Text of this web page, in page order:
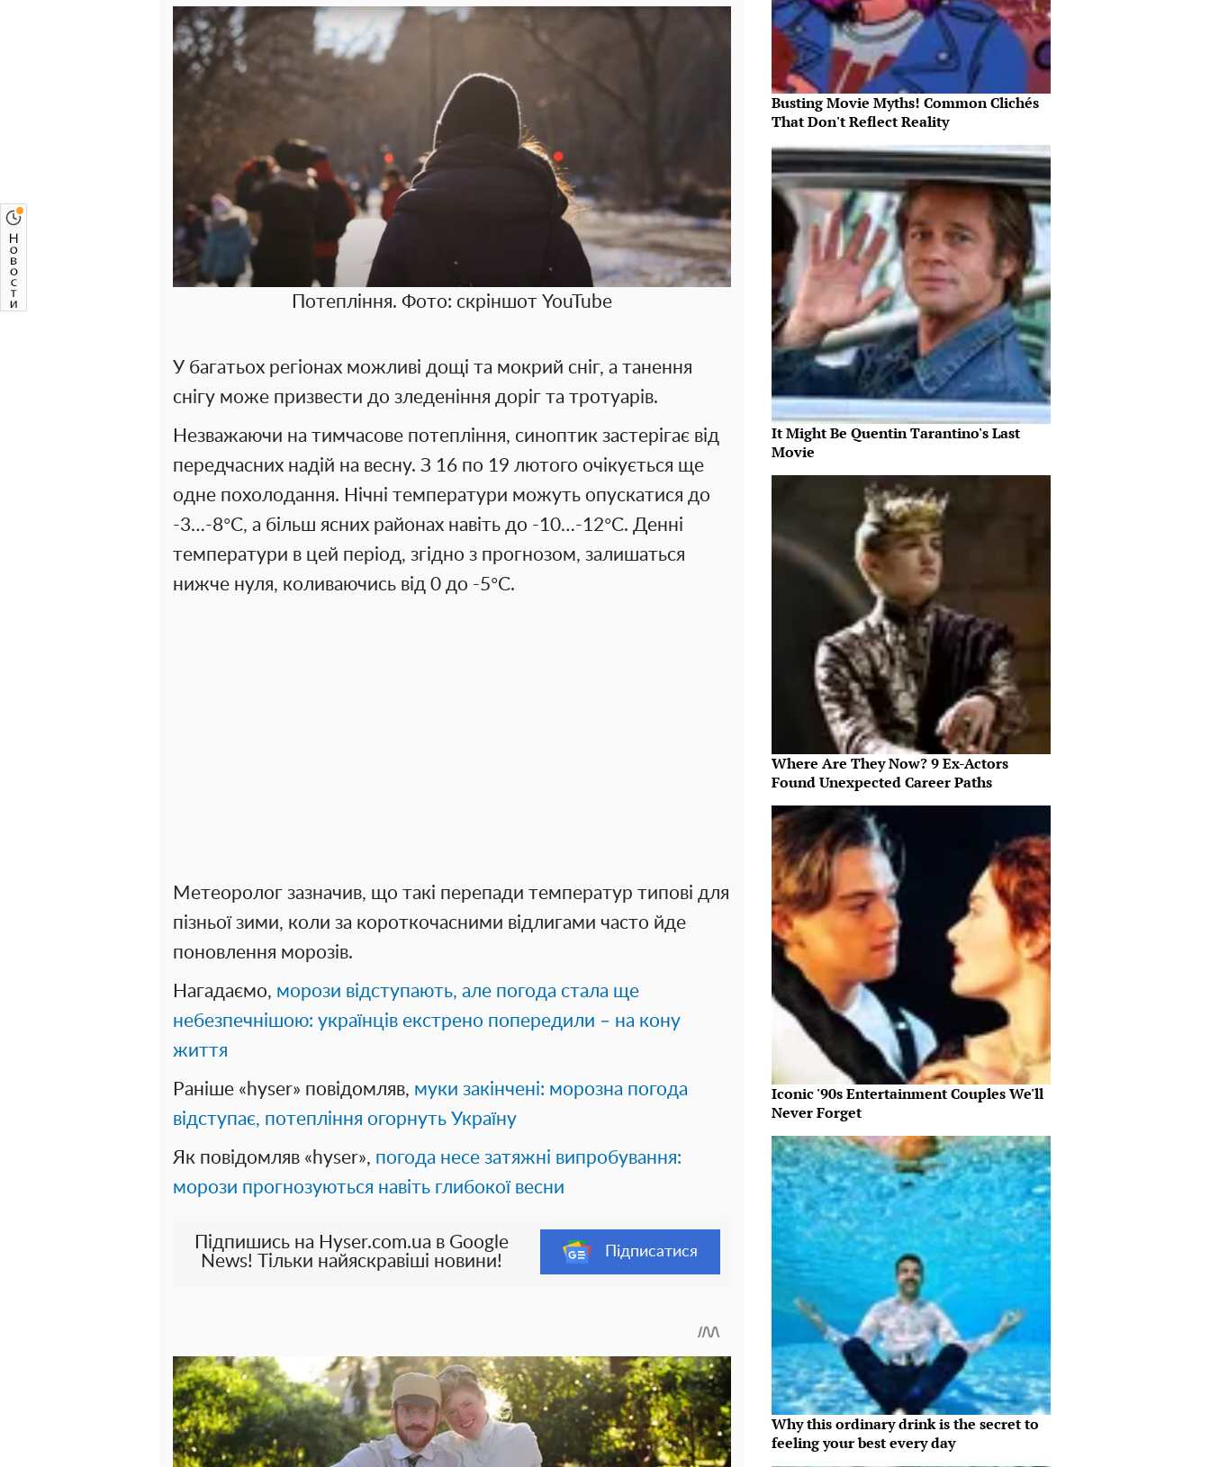
Потепління. Фото: скріншот YouTubе
У багатьох регіонах можливі дощі та мокрий сніг, а танення
снігу може призвести до зледеніння доріг та тротуарів.
Незважаючи на тимчасове потепління, синоптик застерігає від
передчасних надій на весну. З 16 по 19 лютого очікується ще
одне похолодання. Нічні температури можуть опускатися до
-3…-8°C, а більш ясних районах навіть до -10…-12°C. Денні
температури в цей період, згідно з прогнозом, залишаться
нижче нуля, коливаючись від 0 до -5°C.
Метеоролог зазначив, що такі перепади температур типові для
пізньої зими, коли за короткочасними відлигами часто йде
поновлення морозів.
Нагадаємо, морози відступають, але погода стала ще
небезпечнішою: українців екстрено попередили – на кону
життя
Раніше «hyser» повідомляв, муки закінчені: морозна погода
відступає, потепління огорнуть Україну
Як повідомляв «hyser», погода несе затяжні випробування:
морози прогнозуються навіть глибокої весни
Підпишись на Hyser.com.ua в Google
News! Тільки найяскравіші новини!
Підписатися
Busting Movie Myths! Common Clichés
That Don't Reflect Reality
It Might Be Quentin Tarantino's Last
Movie
Where Are They Now? 9 Ex-Actors
Found Unexpected Career Paths
Iconic '90s Entertainment Couples We'll
Never Forget
Why this ordinary drink is the secret to
feeling your best every day